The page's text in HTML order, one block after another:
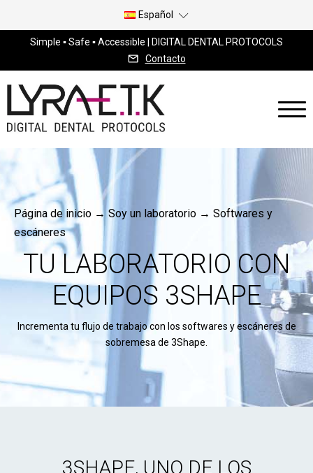
Simple ▪ Safe ▪ Accessible | DIGITAL DENTAL PROTOCOLS
Contacto
Español
Página de inicio → Soy un laboratorio → Softwares y
escáneres
TU LABORATORIO CON
EQUIPOS 3SHAPE
Incrementa tu flujo de trabajo con los softwares y escáneres de
sobremesa de 3Shape.
3SHAPE, UNO DE LOS